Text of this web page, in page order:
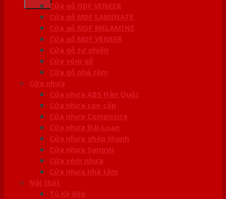
Cửa gỗ HDF VENEER
Cửa gỗ MDF LAMINATE
Cửa gỗ MDF MELAMINE
Cửa gỗ MDF VENEER
Cửa gỗ tự nhiên
Cửa vòm gỗ
Cửa gỗ nhà tắm
Cửa nhựa
Cửa nhựa ABS Hàn Quốc
Cửa nhựa cao cấp
Cửa nhựa Composite
Cửa nhựa Đài Loan
Cửa nhựa ghép thanh
Cửa nhựa Sungyu
Cửa vòm nhựa
Cửa nhựa nhà tắm
Nội thất
Tủ Kệ Bếp